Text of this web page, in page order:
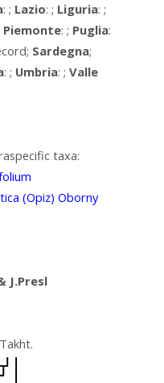
: ; Lazio: ; Liguria: ;
Piemonte: ; Puglia:
Sardegna;
: ; Umbria: ;Valle
taxa:
(Opiz) Oborny
J.Presl